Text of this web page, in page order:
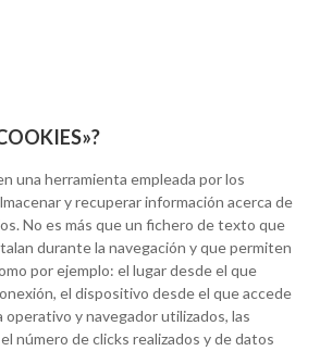
una herramienta empleada por los
y recuperar información acerca de
No es más que un fichero de texto que
durante la navegación y que permiten
por ejemplo: el lugar desde el que
el dispositivo desde el que accede
operativo y navegador utilizados, las
número de clicks realizados y de datos